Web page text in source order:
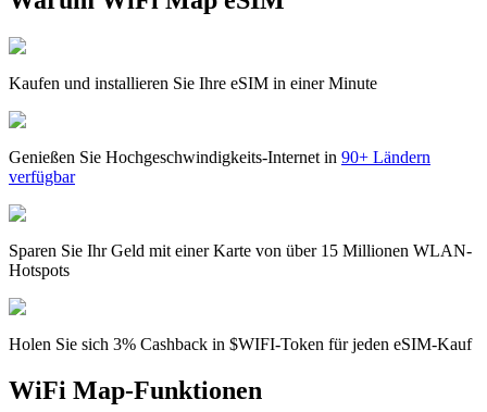
Kaufen und installieren Sie Ihre eSIM in einer Minute
Genießen Sie Hochgeschwindigkeits-Internet in 90+ Ländern
verfügbar
Sparen Sie Ihr Geld mit einer Karte von über 15 Millionen WLAN-
Hotspots
Holen Sie sich 3% Cashback in $WIFI-Token für jeden eSIM-Kauf
WiFi Map-Funktionen